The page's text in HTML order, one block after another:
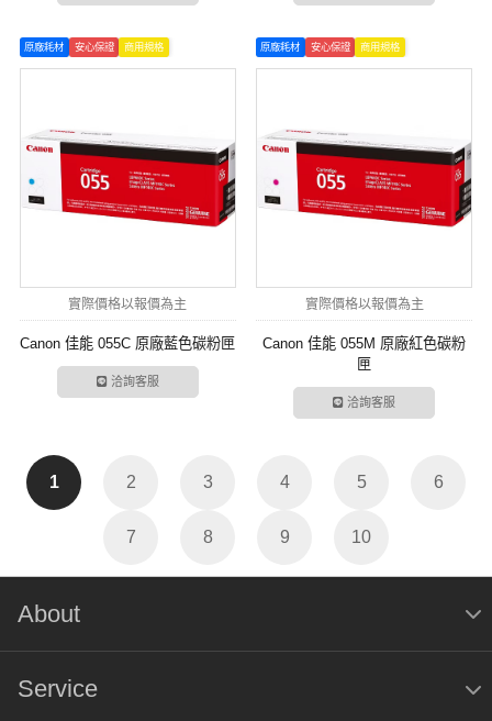
原廠耗材 安心保證 商用規格
實際價格以報價為主
Canon 佳能 055C 原廠藍色碳粉匣
洽詢客服
原廠耗材 安心保證 商用規格
實際價格以報價為主
Canon 佳能 055M 原廠紅色碳粉
匣
洽詢客服
1 2 3 4 5 6
7 8 9 10
About
Service